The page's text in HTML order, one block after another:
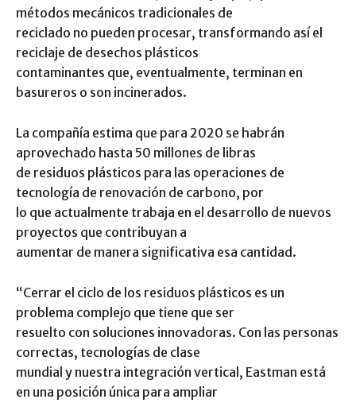
métodos mecánicos tradicionales de
reciclado no pueden procesar, transformando así el
reciclaje de desechos plásticos
contaminantes que, eventualmente, terminan en
basureros o son incinerados.
La compañía estima que para 2020 se habrán
aprovechado hasta 50 millones de libras
de residuos plásticos para las operaciones de
tecnología de renovación de carbono, por
lo que actualmente trabaja en el desarrollo de nuevos
proyectos que contribuyan a
aumentar de manera significativa esa cantidad.
“Cerrar el ciclo de los residuos plásticos es un
problema complejo que tiene que ser
resuelto con soluciones innovadoras. Con las personas
correctas, tecnologías de clase
mundial y nuestra integración vertical, Eastman está
en una posición única para ampliar